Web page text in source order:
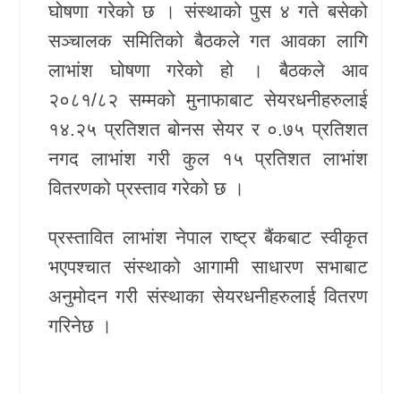
शिक्षा
स्वास्थ्य
Unicode
घोषणा गरेको छ । संस्थाको पुस ४ गते बसेको
सञ्चालक समितिको बैठकले गत आवका लागि
लाभांश घोषणा गरेको हो । बैठकले आव
२०८१/८२ सम्मको मुनाफाबाट सेयरधनीहरुलाई
१४.२५ प्रतिशत बोनस सेयर र ०.७५ प्रतिशत
नगद लाभांश गरी कुल १५ प्रतिशत लाभांश
वितरणको प्रस्ताव गरेको छ ।
प्रस्तावित लाभांश नेपाल राष्ट्र बैंकबाट स्वीकृत
भएपश्चात संस्थाको आगामी साधारण सभाबाट
अनुमोदन गरी संस्थाका सेयरधनीहरुलाई वितरण
गरिनेछ ।